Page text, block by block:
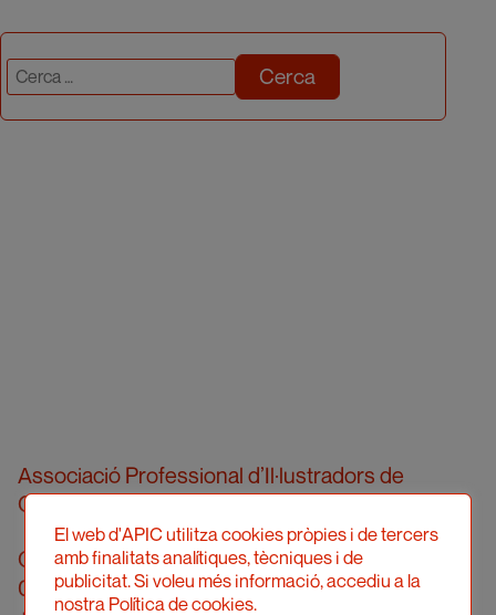
Cerca:
Associació Professional d’Il·lustradors de
Catalunya
Carrer Londres, 96, pral. 2a
08036 Barcelona
El web d'APIC utilitza cookies pròpies i de tercers
amb finalitats analítiques, tècniques i de
publicitat. Si voleu més informació, accediu a la
nostra Política de cookies.